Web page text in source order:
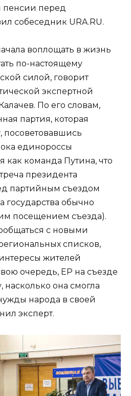
пенсии перед
собеседник URA.RU.
воплощать в жизнь
по-настоящему
силой, говорит
экспертной
По его словам,
партия, которая
посоветовавшись
единороссы
как команда Путина, что
президента
партийным съездом
государства обычно
посещением съезда).
с новыми
списков,
жителей
очередь, ЕР на съезде
насколько она смогла
народа в своей
эксперт.